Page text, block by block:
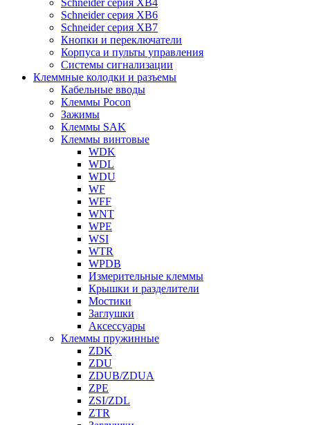
Schneider серия XB6
Schneider серия XB7
Кнопки и переключатели
Корпуса и пульты управления
Системы сигнализации
Клеммные колодки и разъемы
Кабельные вводы
Клеммы Pocon
Зажимы
Клеммы SAK
Клеммы винтовые
WDK
WDL
WDU
WF
WFF
WNT
WPE
WSI
WTR
WPDB
Измерительные клеммы
Крышки и разделители
Мостики
Заглушки
Аксессуары
Клеммы пружинные
ZDK
ZDU
ZDUB/ZDUA
ZPE
ZSI/ZDL
ZTR